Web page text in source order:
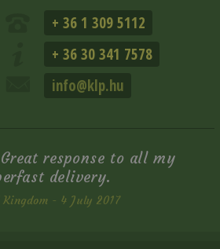
+ 36 1 309 5112
+ 36 30 341 7578
info@klp.hu
response to all my
delivery.
- 4 July 2017